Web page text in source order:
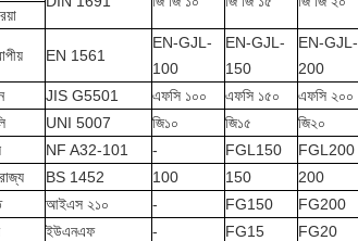
EN 1561
EN-GJL-
100
EN-GJL-
150
EN-GJL-
200
JIS G5501 এফসি ১০০ এফসি ১৫০ এফসি ২০০
UNI 5007 জি১০ জি১৫ জি২০
NF A32-101 - FGL150 FGL200
BS 1452 100 150 200
আইএস ২১০ - FG150 FG200
ইউএনএফ - FG15 FG20